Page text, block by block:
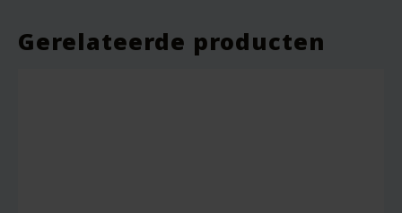
Gerelateerde producten